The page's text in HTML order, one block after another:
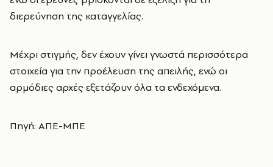
διερεύνηση της καταγγελίας.
Μέχρι στιγμής, δεν έχουν γίνει γνωστά περισσότερα
στοιχεία για την προέλευση της απειλής, ενώ οι
αρμόδιες αρχές εξετάζουν όλα τα ενδεχόμενα.
Πηγή: ΑΠΕ-ΜΠΕ